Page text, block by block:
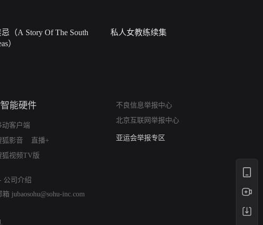
（A Story Of The South
）
私人女教练续集
能硬件
动客户端
狐影音
直播+
狐视频TV版
不良信息举报中心
北京互联网举报中心
算法推荐专项举报
亚运会举报专区
公司介绍
箱 jubaosohu@sohu-inc.com